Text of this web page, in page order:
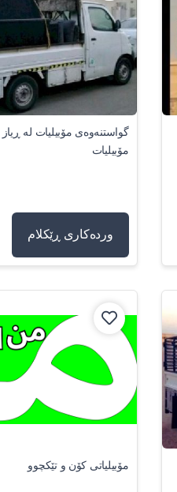
مۆبیلیات
وردەکاری ڕێکلام
مۆبیلیاتی کۆن و تێکچوو